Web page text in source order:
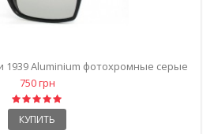
Aluminium фотохромные серые
750 грн
КУПИТЬ